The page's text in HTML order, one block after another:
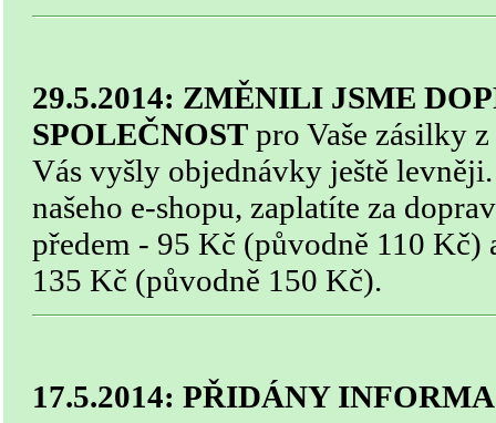
29.5.2014: ZMĚNILI JSME
SPOLEČNOST pro Vaše zásilky
Vás vyšly objednávky ještě
našeho e-shopu, zaplatíte za
předem - 95 Kč (původně 110
135 Kč (původně 150 Kč).
17.5.2014: PŘIDÁNY